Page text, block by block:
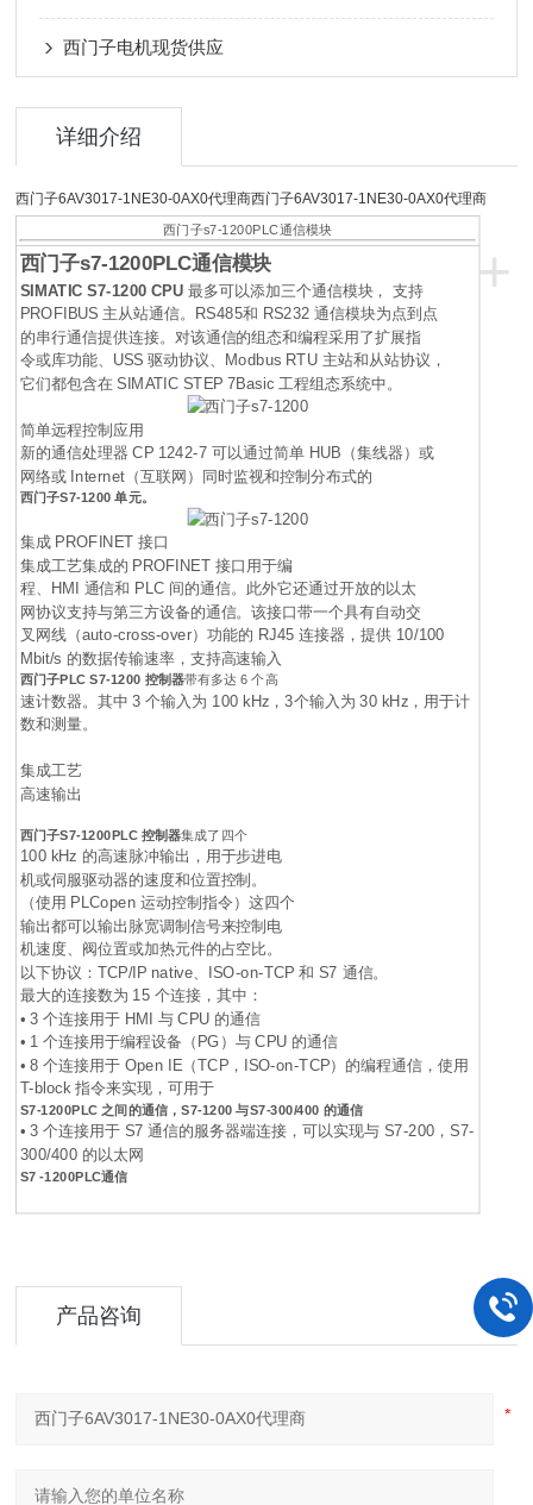
西门子电机现货供应
详细介绍
西门子6AV3017-1NE30-0AX0代理商西门子6AV3017-1NE30-0AX0代理商
+
西门子s7-1200PLC通信模块
西门子s7-1200PLC通信模块
SIMATIC S7-1200 CPU最多可以添加三个通信模块， 支持
PROFIBUS 主从站通信。RS485和 RS232 通信模块为点到点
的串行通信提供连接。对该通信的组态和编程采用了扩展指
令或库功能、USS 驱动协议、Modbus RTU 主站和从站协议，
它们都包含在 SIMATIC STEP 7Basic 工程组态系统中。
简单远程控制应用
新的通信处理器 CP 1242-7 可以通过简单 HUB（集线器）或
网络或 Internet（互联网）同时监视和控制分布式的
西门子S7-1200 单元。
集成 PROFINET 接口
集成工艺集成的 PROFINET 接口用于编
程、HMI 通信和 PLC 间的通信。此外它还通过开放的以太
网协议支持与第三方设备的通信。该接口带一个具有自动交
叉网线（auto-cross-over）功能的 RJ45 连接器，提供 10/100
Mbit/s 的数据传输速率，支持高速输入
西门子PLCS7-1200 控制器带有多达 6 个高
速计数器。其中 3 个输入为 100 kHz，3个输入为 30 kHz，用于计
数和测量。
集成工艺
高速输出
西门子S7-1200PLC 控制器集成了四个
100 kHz 的高速脉冲输出，用于步进电
机或伺服驱动器的速度和位置控制。
（使用 PLCopen 运动控制指令）这四个
输出都可以输出脉宽调制信号来控制电
机速度、阀位置或加热元件的占空比。
以下协议：TCP/IP native、ISO-on-TCP 和 S7 通信。
最大的连接数为 15 个连接，其中：
• 3 个连接用于 HMI 与 CPU 的通信
• 1 个连接用于编程设备（PG）与 CPU 的通信
• 8 个连接用于 Open IE（TCP，ISO-on-TCP）的编程通信，使用
T-block 指令来实现，可用于
S7-1200PLC 之间的通信，S7-1200 与S7-300/400 的通信
• 3 个连接用于 S7 通信的服务器端连接，可以实现与 S7-200，S7-
300/400 的以太网
S7 -1200PLC通信
产品咨询